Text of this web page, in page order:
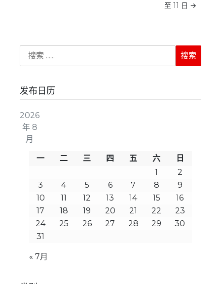
至 11 日 →
发布日历
2026
年 8
月
一 二 三 四 五 六
日
1
2
3
4 5 6 7 8
9
10
11 12 13 14 15
16
17
18 19 20 21 22
23
24
25 26 27 28 29
30
31
« 7月